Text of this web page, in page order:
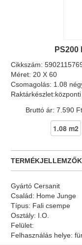
PS200
Cikkszám:
Méret: 20 X 60
Csomagolás: 1.08
Raktárkészlet:
Bruttó ár: 7.590 Ft
GyártóCersanit
Család: Home Junge
Típus: Fali csempe
Osztály: I.O.
Felület:
Felhasználás helye: